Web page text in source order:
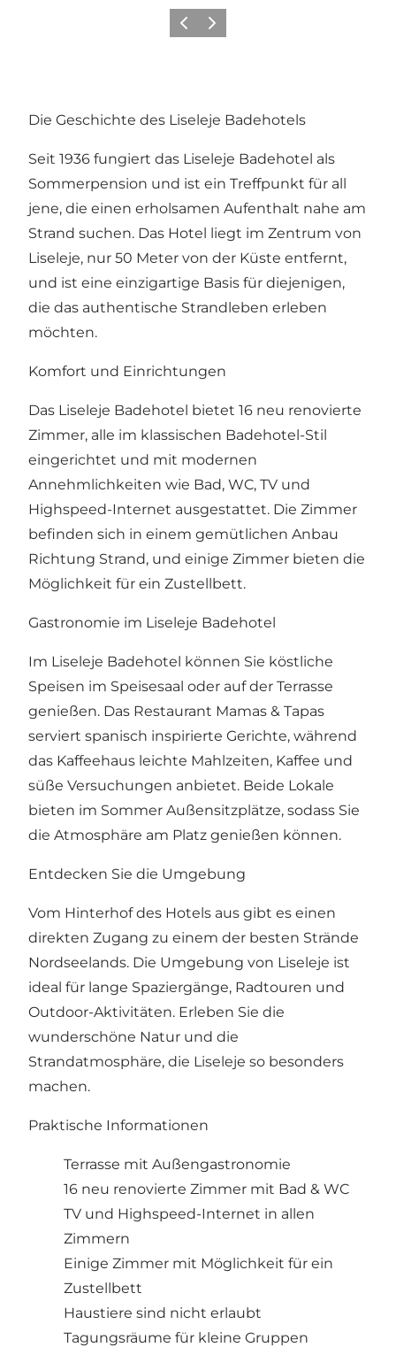
ZurückWeiter
Die Geschichte des Liseleje Badehotels
Seit 1936 fungiert das Liseleje Badehotel als
Sommerpension und ist ein Treffpunkt für all
jene, die einen erholsamen Aufenthalt nahe am
Strand suchen. Das Hotel liegt im Zentrum von
Liseleje, nur 50 Meter von der Küste entfernt,
und ist eine einzigartige Basis für diejenigen,
die das authentische Strandleben erleben
möchten.
Komfort und Einrichtungen
Das Liseleje Badehotel bietet 16 neu renovierte
Zimmer, alle im klassischen Badehotel-Stil
eingerichtet und mit modernen
Annehmlichkeiten wie Bad, WC, TV und
Highspeed-Internet ausgestattet. Die Zimmer
befinden sich in einem gemütlichen Anbau
Richtung Strand, und einige Zimmer bieten die
Möglichkeit für ein Zustellbett.
Gastronomie im Liseleje Badehotel
Im Liseleje Badehotel können Sie köstliche
Speisen im Speisesaal oder auf der Terrasse
genießen. Das Restaurant Mamas & Tapas
serviert spanisch inspirierte Gerichte, während
das Kaffeehaus leichte Mahlzeiten, Kaffee und
süße Versuchungen anbietet. Beide Lokale
bieten im Sommer Außensitzplätze, sodass Sie
die Atmosphäre am Platz genießen können.
Entdecken Sie die Umgebung
Vom Hinterhof des Hotels aus gibt es einen
direkten Zugang zu einem der besten Strände
Nordseelands. Die Umgebung von Liseleje ist
ideal für lange Spaziergänge, Radtouren und
Outdoor-Aktivitäten. Erleben Sie die
wunderschöne Natur und die
Strandatmosphäre, die Liseleje so besonders
machen.
Praktische Informationen
Terrasse mit Außengastronomie
16 neu renovierte Zimmer mit Bad & WC
TV und Highspeed-Internet in allen
Zimmern
Einige Zimmer mit Möglichkeit für ein
Zustellbett
Haustiere sind nicht erlaubt
Tagungsräume für kleine Gruppen